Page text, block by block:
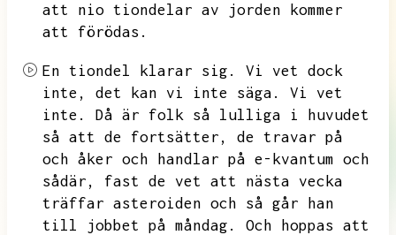
att nio tiondelar av jorden kommer
att förödas.
En tiondel klarar sig.
Vi vet dock
inte,
det kan vi inte säga.
Vi vet
inte.
Då är folk så lulliga i huvudet
så att de fortsätter,
de travar på
och åker och handlar på e-kvantum och
sådär,
fast de vet att
nästa vecka
träffar asteroiden och så går han
till jobbet på måndag.
Och hoppas att